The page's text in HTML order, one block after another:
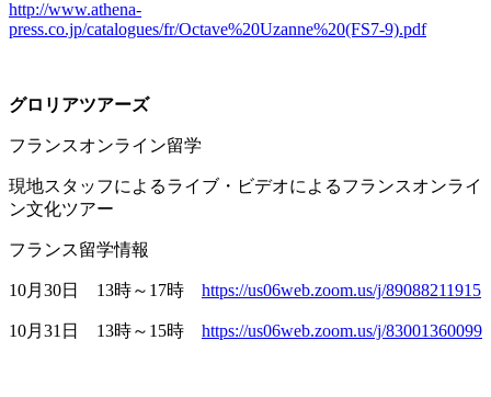
http://www.athena-
press.co.jp/catalogues/fr/Octave%20Uzanne%20(FS7-9).pdf
グロリアツアーズ
フランスオンライン留学
現地スタッフによるライブ・ビデオによるフランスオンライ
ン文化ツアー
フランス留学情報
10月 30日 13時～ 17時 https://us06web.zoom.us/j/89088211915
10月 31 日 13時～ 15時 https://us06web.zoom.us/j/83001360099